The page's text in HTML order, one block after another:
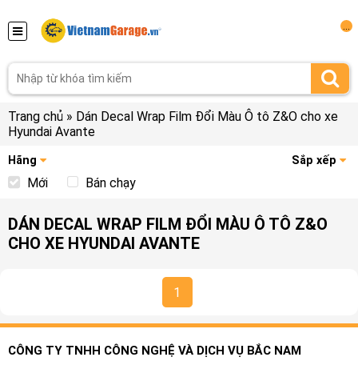
Trang chủ » Dán Decal Wrap Film Đổi Màu Ô tô Z&O cho xe
Hyundai Avante
Hãng Sắp xếp
Mới Bán chạy
DÁN DECAL WRAP FILM ĐỔI MÀU Ô TÔ Z&O
CHO XE HYUNDAI AVANTE
1
CÔNG TY TNHH CÔNG NGHỆ VÀ DỊCH VỤ BẮC NAM